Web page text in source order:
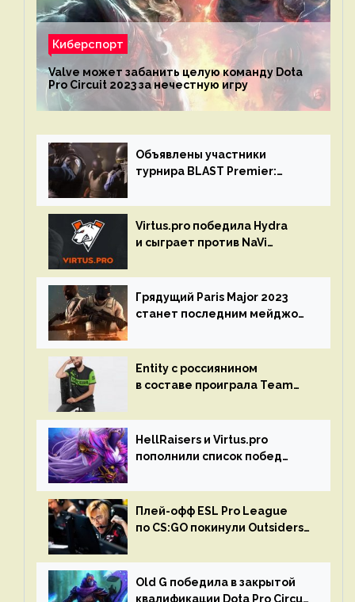
Киберспорт
Valve может забанить целую команду Dota
Pro Circuit 2023 за нечестную игру
Объявлены участники
турнира BLAST Premier:
Virtus.pro победила Hydra
и сыграет против NaVi
Грядущий Paris Major 2023
станет последним мейджор-
Entity с россиянином
в составе проиграла Team
HellRaisers и Virtus.pro
пополнили список побед
Плей-офф ESL Pro League
по CS:GO покинули Outsiders
Old G победила в закрытой
квалификации Dota Pro Circuit